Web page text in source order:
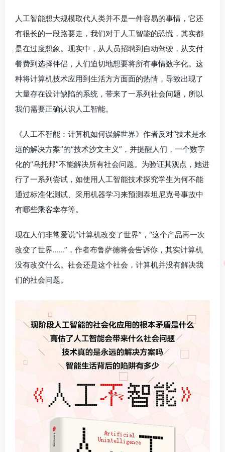
人工智能想大规模取代人类并不是一件容易的事情，它还
有很长的一段路要走，我们对于人工智能的恐慌，其实都
是在过度想象。现实中，从人员招聘到自动驾驶，从支付
餐费到选择伴侣，人们迫切地想要将所有事情数字化。这
种将计算机技术应用到生活方方面面的热情，导致出现了
大量存在设计缺陷的系统，带来了一系列社会问题，所以
我们需要正确认识人工智能。
《人工不智能：计算机如何误解世界》作者反对“技术是永
远的解决方案”的“技术沙文主义”，并提醒人们，一个数字
化的“乌托邦”不能解决所有社会问题。为验证其观点，她进
行了一系列尝试，如使用人工智能技术探究学生为何不能
通过标准化测试、采用机器学习来预测泰坦尼克号事故中
有哪些乘客幸存等。
现在人们非常爱说“计算机改变了世界”，“这个产品再一次
改变了世界……”，作者布鲁萨德将会告诉你，其实计算机
没有改变什么。社会还是这个社会，计算机并没有解决我
们的社会问题。